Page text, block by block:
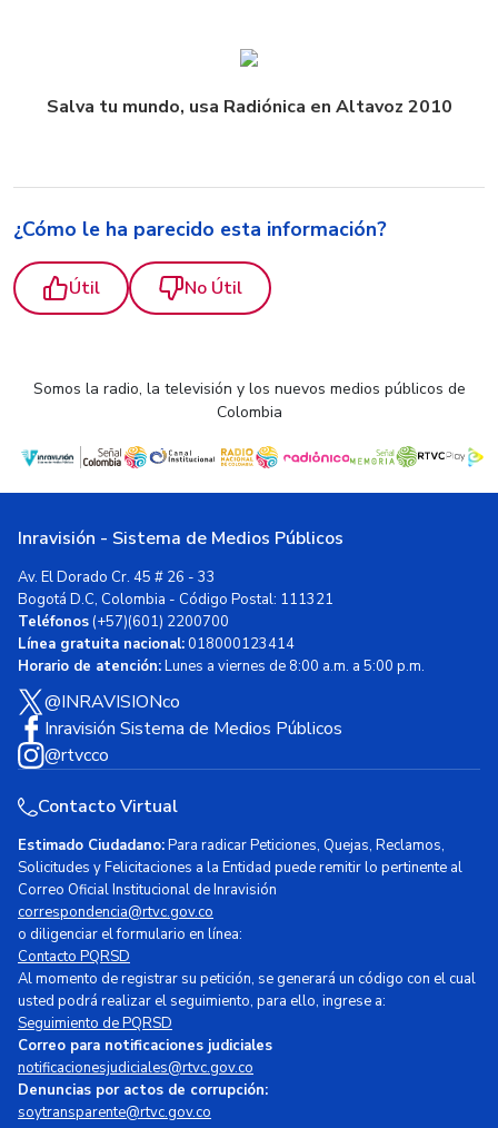
Salva tu mundo, usa Radiónica en Altavoz 2010
¿Cómo le ha parecido esta información?
Útil No Útil
Somos la radio, la televisión y los nuevos medios públicos de
Colombia
Inravisión - Sistema de Medios Públicos
Av. El Dorado Cr. 45 # 26 - 33
Bogotá D.C, Colombia - Código Postal: 111321
Teléfonos(+57)(601) 2200700
Línea gratuita nacional:018000123414
Horario de atención:Lunes a viernes de 8:00 a.m. a 5:00 p.m.
@INRAVISIONco
Inravisión Sistema de Medios Públicos
@rtvcco
Contacto Virtual
Estimado Ciudadano:Para radicar Peticiones, Quejas, Reclamos,
Solicitudes y Felicitaciones a la Entidad puede remitir lo pertinente al
Correo Oficial Institucional de Inravisión
correspondencia@rtvc.gov.co
o diligenciar el formulario en línea:
Contacto PQRSD
Al momento de registrar su petición, se generará un código con el cual
usted podrá realizar el seguimiento, para ello, ingrese a:
Seguimiento de PQRSD
Correo para notificaciones judiciales
notificacionesjudiciales@rtvc.gov.co
Denuncias por actos de corrupción:
soytransparente@rtvc.gov.co